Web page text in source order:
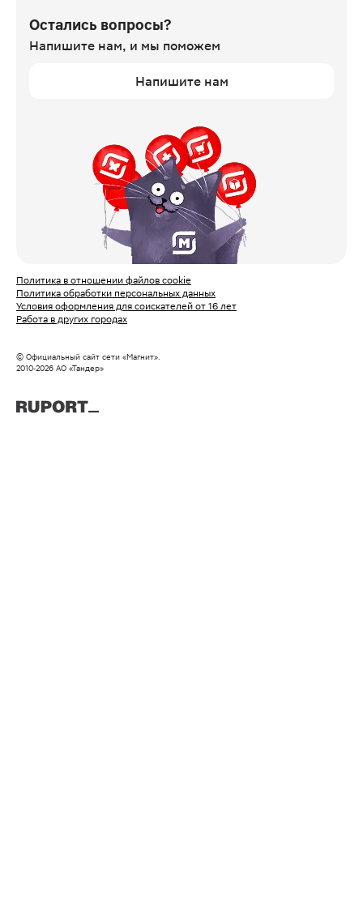
Остались вопросы?
Напишите нам, и мы поможем
Напишите нам
Политика в отношении файлов cookie
Политика обработки персональных данных
Условия оформления для соискателей от 16 лет
Работа в других городах
© Официальный сайт сети «Магнит».
2010‑2026 АО «Тандер»